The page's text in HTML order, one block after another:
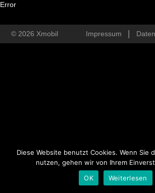
Error
© 2026 Xmobil Impressum
Diese Website benutzt Cookies. Wenn Sie
nutzen, gehen wir von Ihrem
OK
Weiterlesen